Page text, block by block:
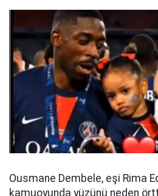
Ousmane Dembele, eşi Rima
kamuoyunda yüzünü neden